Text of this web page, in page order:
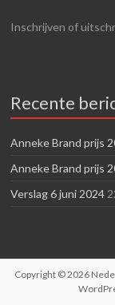
Inschrijven of
Recente
Anneke Brand prijs
Anneke Brand prijs
Verslag 6 juni 2024
Copyright © 2026